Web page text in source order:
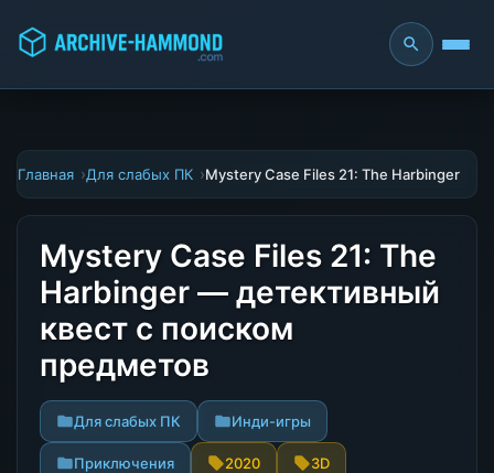
Главная Для слабых ПК Mystery Case Files 21: The Harbinger
Mystery Case Files 21: The
Harbinger — детективный
квест с поиском
предметов
Для слабых ПК Инди-игры
Приключения 2020 3D